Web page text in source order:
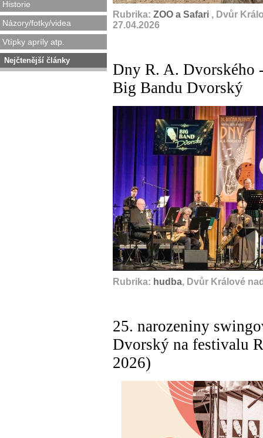
Historie
Názory/fotky/videa
Vtípky apríly atp.
Nejčtenější články
Rubrika: ZOO a Safari , Dvůr
27.04.2026
Dny R. A. Dvorského
Big Bandu Dvorský
Rubrika: hudba, Dvůr Králové
25. narozeniny
Dvorský na festivalu
2026)